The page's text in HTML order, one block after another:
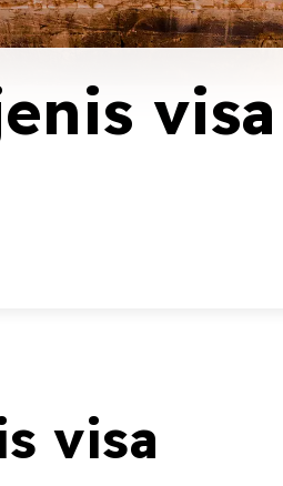
visa
visa